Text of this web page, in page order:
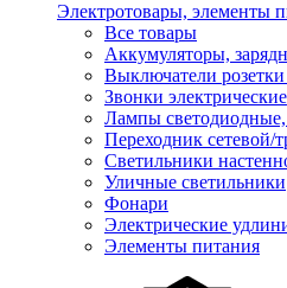
Электротовары, элементы
Все товары
Аккумуляторы,
Выключатели розетки
Звонки электрические
Лампы
Переходник сетевой/
Светильники
Уличные светильники
Фонари
Электрические
Элементы питания